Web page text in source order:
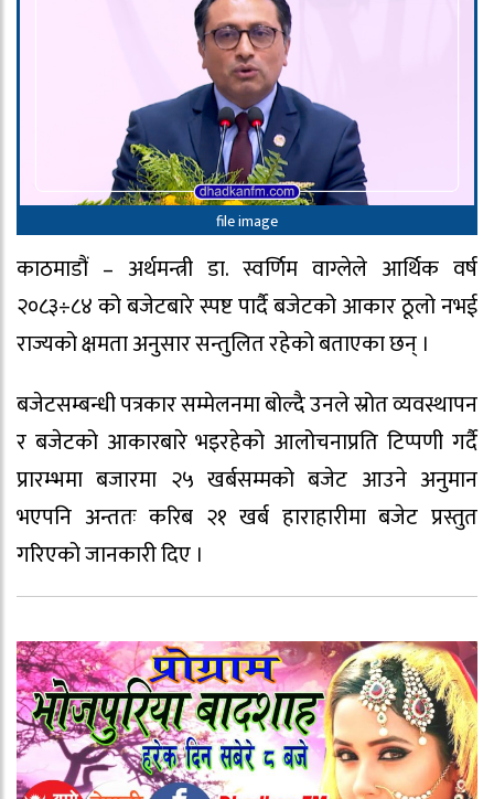
file image
काठमाडौं – अर्थमन्त्री डा. स्वर्णिम वाग्लेले आर्थिक वर्ष
२०८३÷८४ को बजेटबारे स्पष्ट पार्दै बजेटको आकार ठूलो नभई
राज्यको क्षमता अनुसार सन्तुलित रहेको बताएका छन् ।
बजेटसम्बन्धी पत्रकार सम्मेलनमा बोल्दै उनले स्रोत व्यवस्थापन
र बजेटको आकारबारे भइरहेको आलोचनाप्रति टिप्पणी गर्दै
प्रारम्भमा बजारमा २५ खर्बसम्मको बजेट आउने अनुमान
भएपनि अन्ततः करिब २१ खर्ब हाराहारीमा बजेट प्रस्तुत
गरिएको जानकारी दिए ।